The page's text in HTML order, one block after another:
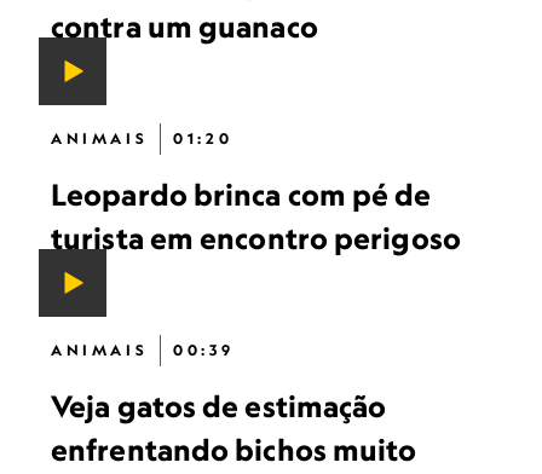
contra um guanaco
ANIMAIS 01:20
Leopardo brinca com pé de
turista em encontro perigoso
ANIMAIS 00:39
Veja gatos de estimação
enfrentando bichos muito